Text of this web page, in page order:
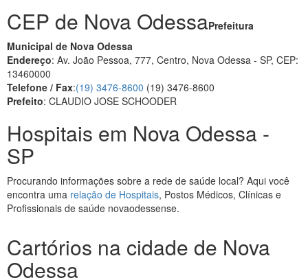
CEP de Nova OdessaPrefeitura
Municipal de Nova Odessa
Endereço: Av. João Pessoa, 777, Centro, Nova Odessa - SP, CEP:
13460000
Telefone / Fax:(19) 3476-8600 (19) 3476-8600
Prefeito: CLAUDIO JOSE SCHOODER
Hospitais em Nova Odessa -
SP
Procurando informações sobre a rede de saúde local? Aqui você
encontra uma relação de Hospitais, Postos Médicos, Clínicas e
Profissionais de saúde novaodessense.
Cartórios na cidade de Nova
Odessa